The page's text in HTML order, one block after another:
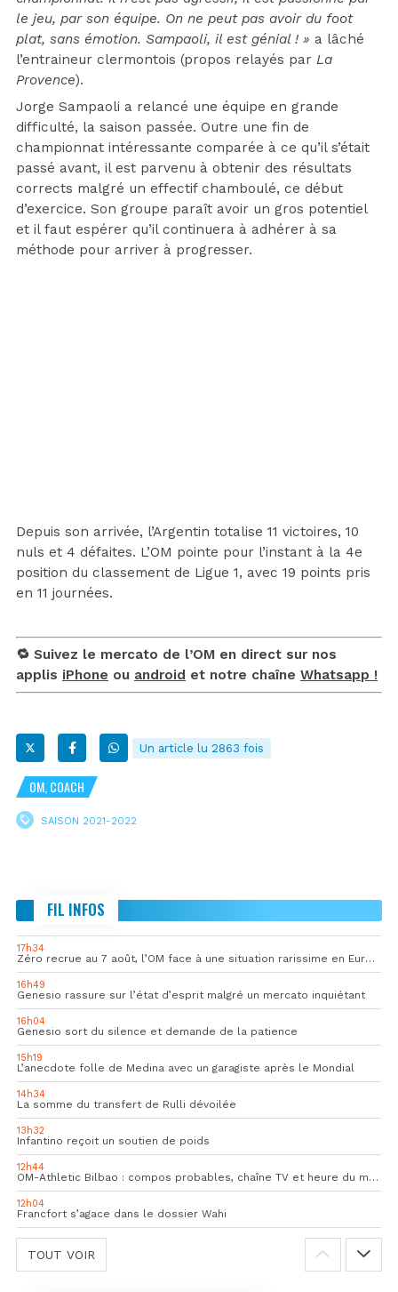
le jeu, par son équipe. On ne peut pas avoir du foot
plat, sans émotion. Sampaoli, il est génial ! » a lâché
l’entraineur clermontois (propos relayés par La
Provence).
Jorge Sampaoli a relancé une équipe en grande
difficulté, la saison passée. Outre une fin de
championnat intéressante comparée à ce qu’il s’était
passé avant, il est parvenu à obtenir des résultats
corrects malgré un effectif chamboulé, ce début
d’exercice. Son groupe paraît avoir un gros potentiel
et il faut espérer qu’il continuera à adhérer à sa
méthode pour arriver à progresser.
Depuis son arrivée, l’Argentin totalise 11 victoires, 10
nuls et 4 défaites. L’OM pointe pour l’instant à la 4e
position du classement de Ligue 1, avec 19 points pris
en 11 journées.
🔁 Suivez le mercato de l’OM en direct sur nos
applis iPhone ou android et notre chaîne Whatsapp !
Un article lu 2863 fois
OM, COACH
SAISON 2021-2022
FIL INFOS
17h34
Zéro recrue au 7 août, l’OM face à une situation rarissime en Europe
16h49
Genesio rassure sur l’état d’esprit malgré un mercato inquiétant
16h04
Genesio sort du silence et demande de la patience
15h19
L’anecdote folle de Medina avec un garagiste après le Mondial
14h34
La somme du transfert de Rulli dévoilée
13h32
Infantino reçoit un soutien de poids
12h44
OM-Athletic Bilbao : compos probables, chaîne TV et heure du match
12h04
Francfort s’agace dans le dossier Wahi
TOUT VOIR